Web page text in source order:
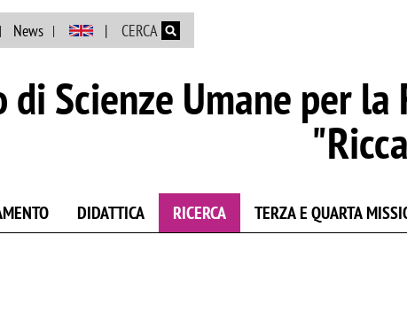
News CERCA
Scienze Umane per la
DIDATTICA RICERCA TERZA E QUARTA